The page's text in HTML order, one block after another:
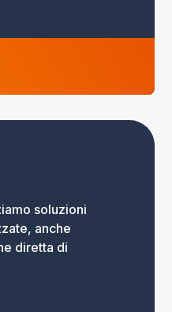
soluzioni
anche
diretta di